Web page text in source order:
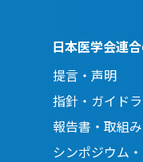
日本医学会連
提言・声明
指針・ガイド
報告書・取組み
シンポジウム